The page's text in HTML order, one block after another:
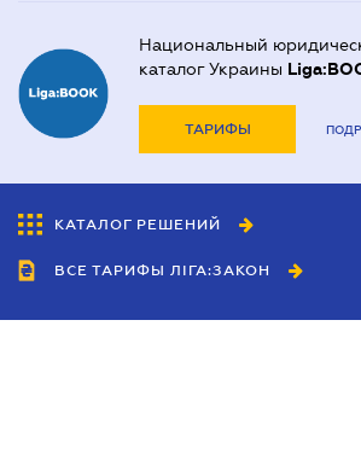
Национальный
каталог Украины
ТАРИФЫ
КАТАЛОГ РЕШЕНИЙ
ВСЕ ТАРИФЫ ЛІГА:ЗАКОН